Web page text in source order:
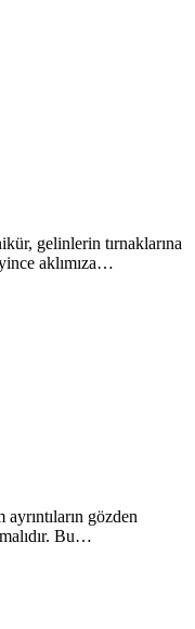
gelinlerin tırnaklarına
aklımıza…
gözden
Bu…